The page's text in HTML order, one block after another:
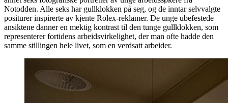
Notodden. Alle seks har gullklokken på seg, og de inntar selvvalgte
positurer inspirerte av kjente Rolex-reklamer. De unge ubefestede
ansiktene danner en mektig kontrast til den tunge gullklokken, som
representerer fortidens arbeidsvirkelighet, der man ofte hadde den
samme stillingen hele livet, som en verdsatt arbeider.